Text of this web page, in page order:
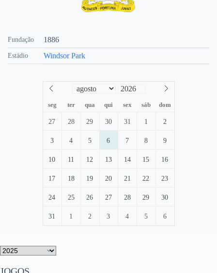
Fundação 1886
Estádio Windsor Park
seg ter qua qui sex sáb dom
27 28 29 30 31 1 2
3 4 5 6 7 8 9
10 11 12 13 14 15 16
17 18 19 20 21 22 23
24 25 26 27 28 29 30
31 1 2 3 4 5 6